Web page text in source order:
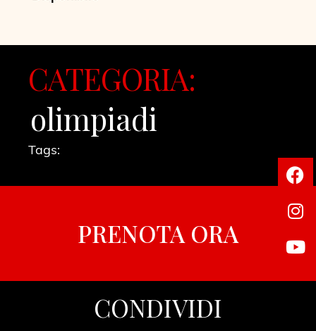
CATEGORIA:
olimpiadi
Tags:
PRENOTA ORA
CONDIVIDI